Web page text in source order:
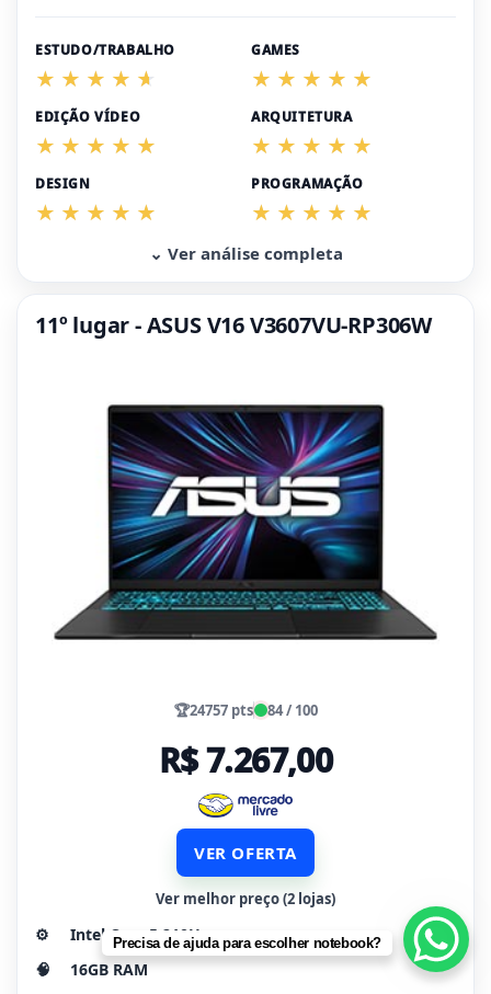
ESTUDO/TRABALHO GAMES
EDIÇÃO VÍDEO ARQUITETURA
DESIGN PROGRAMAÇÃO
⌄ Ver análise completa
11º lugar - ASUS V16 V3607VU-RP306W
🏆24757 pts 84 / 100
R$ 7.267,00
VER OFERTA
Ver melhor preço (2 lojas)
⚙️
Intel Core 5 210H
🧠
16GB RAM
Precisa de ajuda para escolher notebook?